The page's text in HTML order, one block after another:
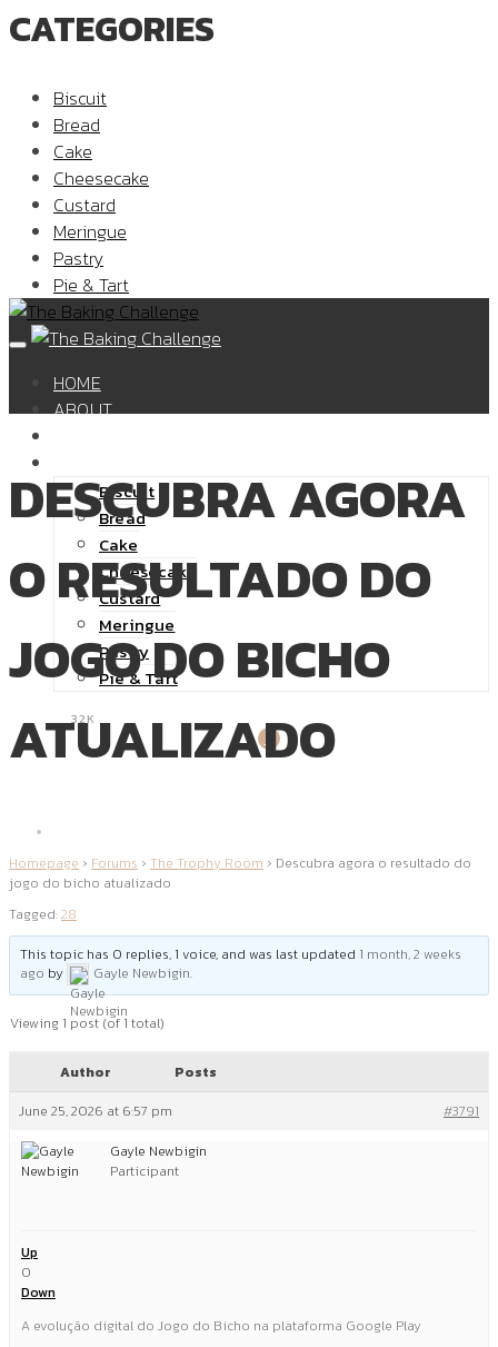
CATEGORIES
Biscuit
Bread
Cake
Cheesecake
Custard
Meringue
Pastry
Pie & Tart
HOME
ABOUT
Biscuit
Bread
Cake
Cheesecake
Custard
Meringue
Pastry
Pie & Tart
32K
DESCUBRA AGORA
O RESULTADO DO
JOGO DO BICHO
ATUALIZADO
Homepage › Forums › The Trophy Room › Descubra agora o resultado do
jogo do bicho atualizado
Tagged:28
This topic has 0 replies, 1 voice, and was last updated 1 month, 2 weeks
ago by Gayle Newbigin.
Viewing 1 post (of 1 total)
Author
Posts
June 25, 2026 at 6:57 pm
#3791
Gayle Newbigin
Participant
Up
0
Down
A evolução digital do Jogo do Bicho na plataforma Google Play